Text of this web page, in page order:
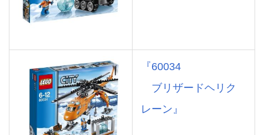
『60034
ブリザードヘリク
レーン』